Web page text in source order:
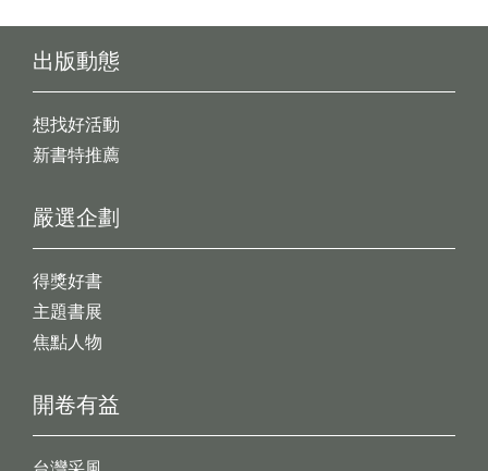
出版動態
想找好活動
新書特推薦
開卷有益
嚴選企劃
得獎好書
主題書展
焦點人物